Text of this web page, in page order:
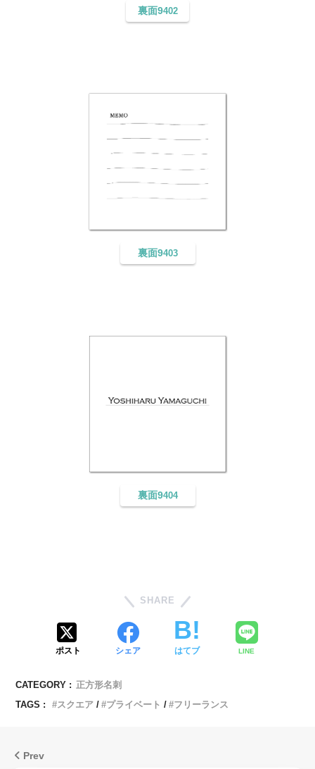
裏面9402
裏面9403
裏面9404
SHARE
ポスト シェア はてブ LINE
CATEGORY : 正方形名刺
TAGS :
スクエア プライベート フリーランス
Prev